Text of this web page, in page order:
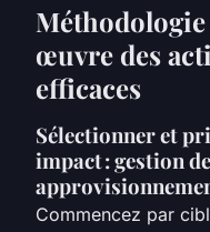
œuvre des
efficaces
Sélectionner et
impact : gestion
Commencez par